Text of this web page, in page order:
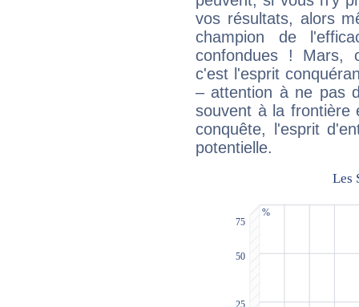
vos résultats, alors
champion de
confondues ! Mars,
c'est l'esprit
– attention à ne pas
souvent à la frontière
conquête, l'esprit
potentielle.